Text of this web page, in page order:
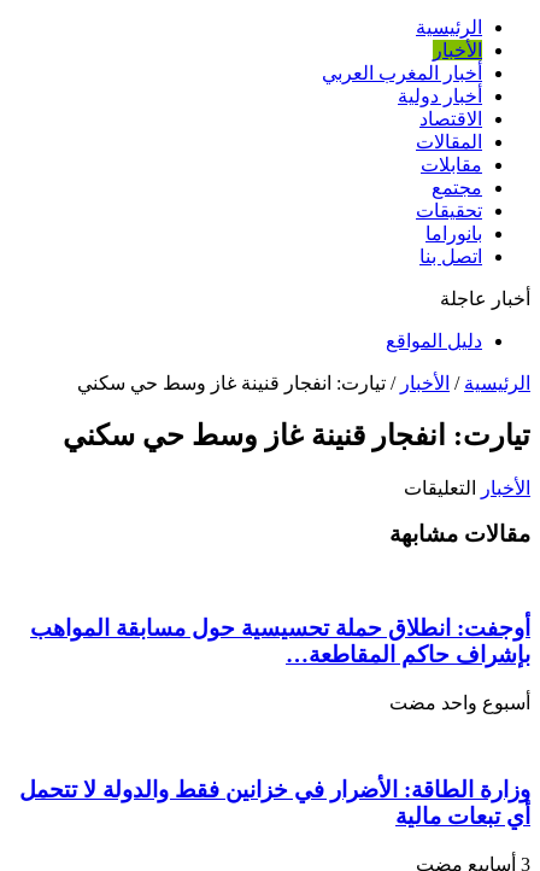
الرئيسية
الأخبار
أخبار المغرب العربي
أخبار دولية
الاقتصاد
المقالات
مقابلات
مجتمع
تحقيقات
بانوراما
اتصل بنا
أخبار عاجلة
دليل المواقع
الرئيسية / الأخبار / تيارت: انفجار قنينة غاز وسط حي سكني
تيارت: انفجار قنينة غاز وسط حي سكني
الأخبار التعليقات
انفجار
حي
سكني
مغلقة
مقالات مشابهة
أوجفت: انطلاق حملة تحسيسية حول مسابقة المواهب
بإشراف حاكم المقاطعة…
‏أسبوع واحد مضت
وزارة الطاقة: الأضرار في خزانين فقط والدولة لا تتحمل
أي تبعات مالية